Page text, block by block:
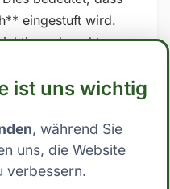
eingestuft wird.
zu beachten,
variieren
Berechnungen
kann auch die Art
auf Lebensmittel
ist uns wichtig
, während Sie
uns, die Website
verbessern.